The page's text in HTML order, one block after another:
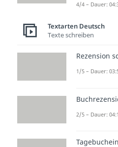
—
4/4 – Dauer:
Textarten Deutsch
Texte schreiben
Rezension
1/5 – Dauer:
2/5 – Dauer: